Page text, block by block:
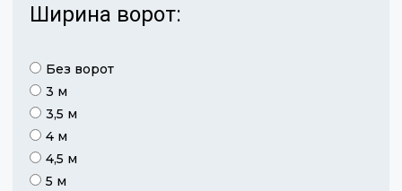
Ширина ворот:
Без ворот
3 м
3,5 м
4 м
4,5 м
5 м